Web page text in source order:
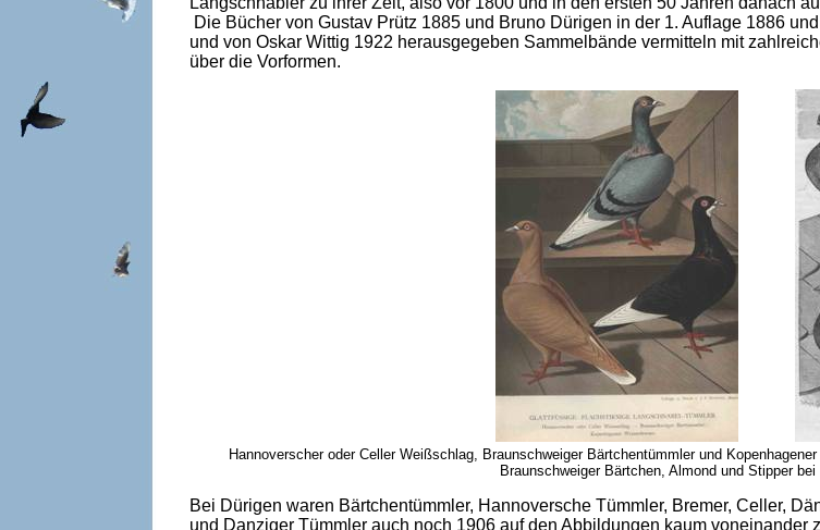
Die Bücher von Gustav Prütz 1885 und Bruno Dürigen in der 1. Auflage 1886
und von Oskar Wittig 1922 herausgegeben Sammelbände vermitteln mit
über die Vorformen.
Hannoverscher oder Celler Weißschlag, Braunschweiger Bärtchentümmler und
Braunschweiger Bärtchen, Almond und Stipper
Bei Dürigen waren Bärtchentümmler, Hannoversche Tümmler, Bremer, Celler,
und Danziger Tümmler auch noch 1906 auf den Abbildungen kaum